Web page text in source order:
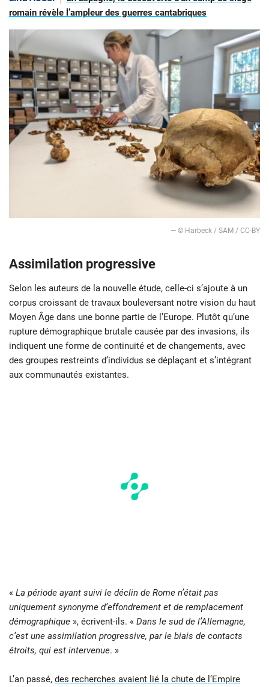
romain révèle l’ampleur des guerres cantabriques
— © Harbeck / SAM / CC-BY
Assimilation progressive
Selon les auteurs de la nouvelle étude, celle-ci s’ajoute à un
corpus croissant de travaux bouleversant notre vision du haut
Moyen Âge dans une bonne partie de l’Europe. Plutôt qu’une
rupture démographique brutale causée par des invasions, ils
indiquent une forme de continuité et de changements, avec
des groupes restreints d’individus se déplaçant et s’intégrant
aux communautés existantes.
« La période ayant suivi le déclin de Rome n’était pas
uniquement synonyme d’effondrement et de remplacement
démographique », écrivent-ils. « Dans le sud de l’Allemagne,
c’est une assimilation progressive, par le biais de contacts
étroits, qui est intervenue. »
L’an passé, des recherches avaient lié la chute de l’Empire